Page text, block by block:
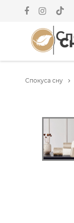
Спокуса сну